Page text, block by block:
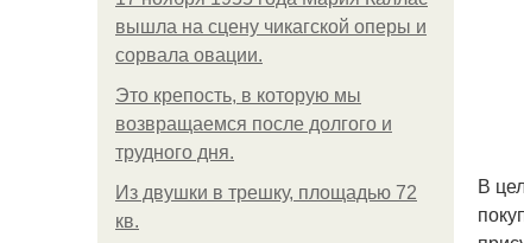
вышла на сцену чикагской оперы и
сорвала овации.
Это крепость, в которую мы
возвращаемся после долгого и
трудного дня.
Из двушки в трешку, площадью 72
кв.
В